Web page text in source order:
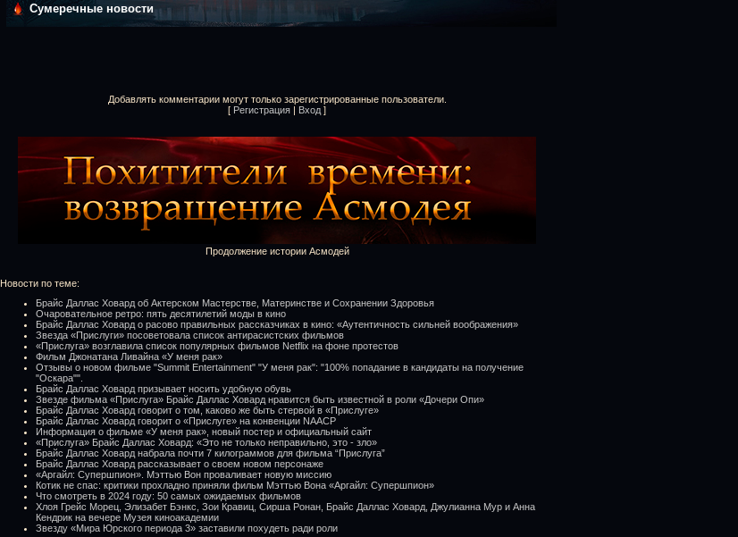
Сумеречные новости
Добавлять комментарии могут только зарегистрированные пользователи.
[ Регистрация | Вход ]
Продолжение истории Асмодей
Новости по теме:
Брайс Даллас Ховард об Актерском Мастерстве, Материнстве и Сохранении Здоровья
Очаровательное ретро: пять десятилетий моды в кино
Брайс Даллас Ховард о расово правильных рассказчиках в кино: «Аутентичность сильней воображения»
Звезда «Прислуги» посоветовала список антирасистских фильмов
«Прислуга» возглавила список популярных фильмов Netflix на фоне протестов
Фильм Джонатана Ливайна «У меня рак»
Отзывы о новом фильме "Summit Entertainment" "У меня рак": "100% попадание в кандидаты на получение
"Оскара"".
Брайс Даллас Ховард призывает носить удобную обувь
Звезде фильма «Прислуга» Брайс Даллас Ховард нравится быть известной в роли «Дочери Опи»
Брайс Даллас Ховард говорит о том, каково же быть стервой в «Прислуге»
Брайс Даллас Ховард говорит о «Прислуге» на конвенции NAACP
Информация о фильме «У меня рак», новый постер и официальный сайт
«Прислуга» Брайс Даллас Ховард: «Это не только неправильно, это - зло»
Брайс Даллас Ховард набрала почти 7 килограммов для фильма “Прислуга”
Брайс Даллас Ховард рассказывает о своем новом персонаже
«Аргайл: Супершпион». Мэттью Вон проваливает новую миссию
Котик не спас: критики прохладно приняли фильм Мэттью Вона «Аргайл: Супершпион»
Что смотреть в 2024 году: 50 самых ожидаемых фильмов
Хлоя Грейс Морец, Элизабет Бэнкс, Зои Кравиц, Сирша Ронан, Брайс Даллас Ховард, Джулианна Мур и Анна
Кендрик на вечере Музея киноакадемии
Звезду «Мира Юрского периода 3» заставили похудеть ради роли